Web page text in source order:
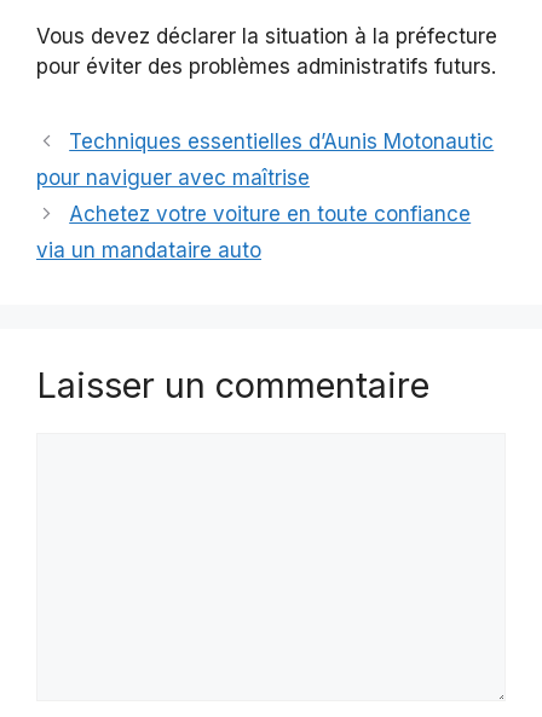
Vous devez déclarer la situation à la préfecture
pour éviter des problèmes administratifs futurs.
Techniques essentielles d’Aunis Motonautic
pour naviguer avec maîtrise
Achetez votre voiture en toute confiance
via un mandataire auto
Laisser un commentaire